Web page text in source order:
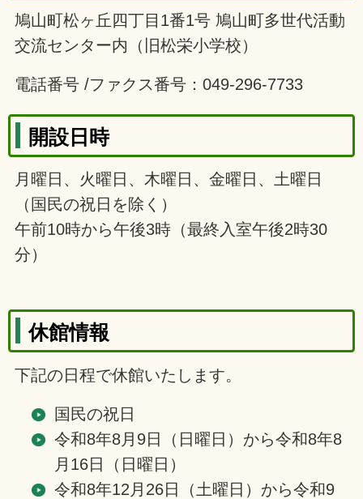
鳩山町松ヶ丘四丁目1番1号 鳩山町多世代活動
交流センター内（旧松栄小学校）
電話番号 /ファクス番号：049-296-7733
開設日時
月曜日、火曜日、木曜日、金曜日、土曜日
（国民の祝日を除く）
午前10時から午後3時（最終入室午後2時30
分）
休館情報
下記の日程で休館いたします。
国民の祝日
令和8年8月9日（日曜日）から令和8年8
月16日（日曜日）
令和8年12月26日（土曜日）から令和9